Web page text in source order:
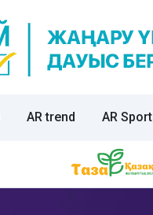
AR trend AR Sport